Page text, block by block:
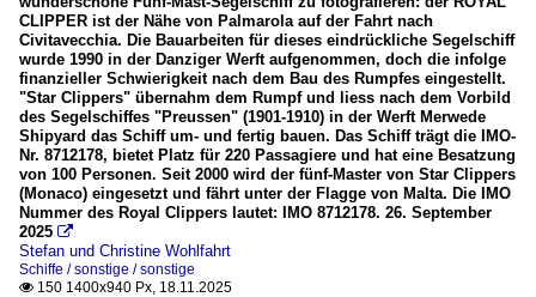
CLIPPER ist der Nähe von Palmarola auf der Fahrt nach
Civitavecchia. Die Bauarbeiten für dieses eindrückliche Segelschiff
wurde 1990 in der Danziger Werft aufgenommen, doch die infolge
finanzieller Schwierigkeit nach dem Bau des Rumpfes eingestellt.
"Star Clippers" übernahm dem Rumpf und liess nach dem Vorbild
des Segelschiffes "Preussen" (1901-1910) in der Werft Merwede
Shipyard das Schiff um- und fertig bauen. Das Schiff trägt die IMO-
Nr. 8712178, bietet Platz für 220 Passagiere und hat eine Besatzung
von 100 Personen. Seit 2000 wird der fünf-Master von Star Clippers
(Monaco) eingesetzt und fährt unter der Flagge von Malta. Die IMO
Nummer des Royal Clippers lautet: IMO 8712178. 26. September
2025 
Stefan und Christine Wohlfahrt
Schiffe / sonstige / sonstige
 150 1400x940 Px, 18.11.2025